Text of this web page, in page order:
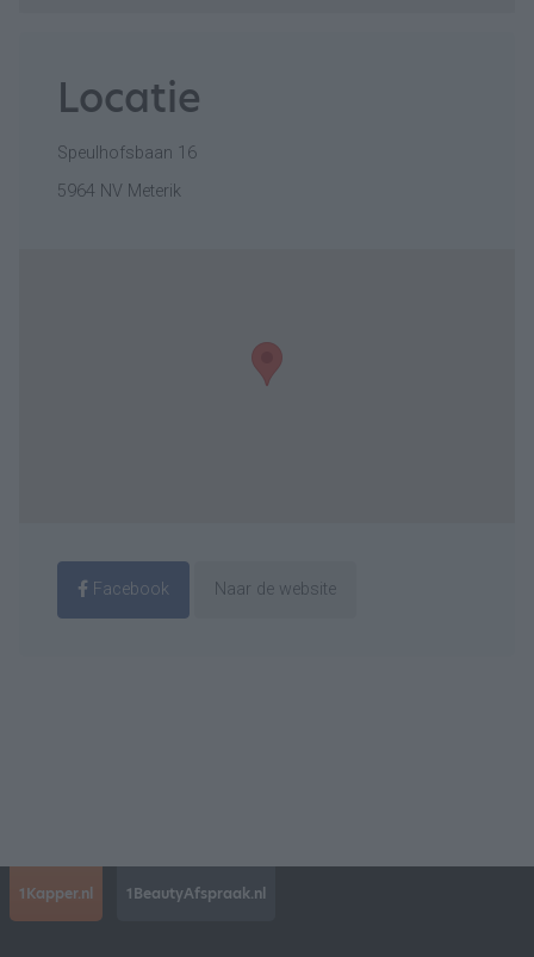
Locatie
Speulhofsbaan 16
5964 NV Meterik
Facebook Naar de website
1Kapper.nl 1BeautyAfspraak.nl